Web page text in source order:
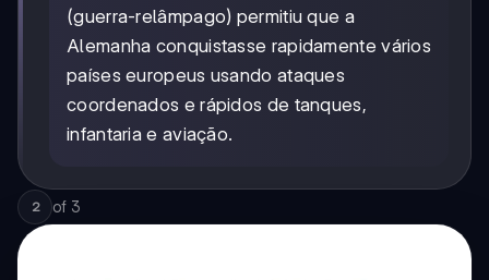
(guerra-relâmpago) permitiu que a
Alemanha conquistasse rapidamente vários
países europeus usando ataques
coordenados e rápidos de tanques,
infantaria e aviação.
2 of 3